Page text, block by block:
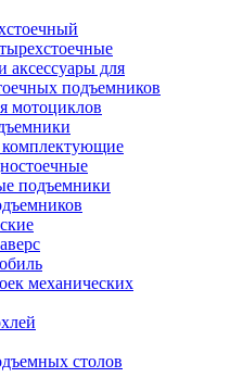
аксессуары для
подъемников
мотоциклов
комплектующие
подъемники
механических
столов